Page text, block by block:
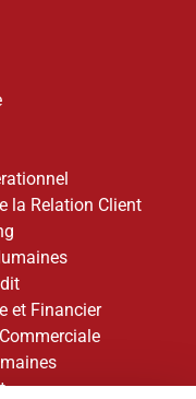
la Relation Client
et Financier